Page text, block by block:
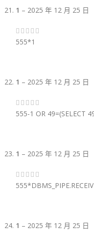
1 – 2025 年 12 月 25 日
555*1
1 – 2025 年 12 月 25 日
555-1 OR 49=(SELECT
1 – 2025 年 12 月 25 日
1 – 2025 年 12 月 25 日